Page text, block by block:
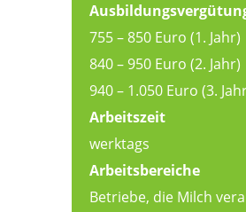
755 – 850 Euro (1. Jahr)
840 – 950 Euro (2. Jahr)
940 – 1.050 Euro (3.
Arbeitszeit
werktags
Arbeitsbereiche
Betriebe, die Milch